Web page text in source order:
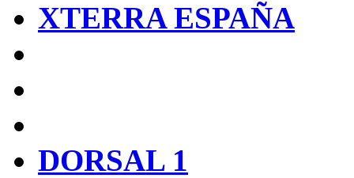
XTERRA ESPAÑA
DORSAL 1